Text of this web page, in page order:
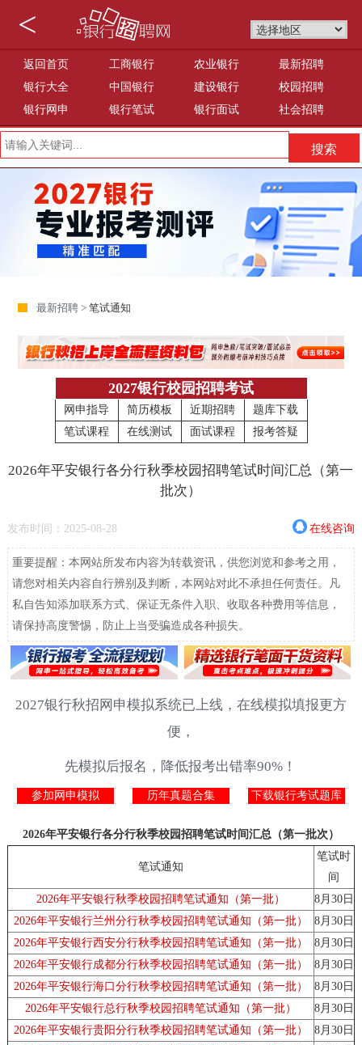
<
返回首页 工商银行 农业银行
最新招聘
银行大全
中国银行 建设银行
校园招聘
银行网申
银行笔试 银行面试 社会招聘
最新招聘 >笔试通知
2027银行校园招聘考试
网申指导 简历模板 近期招聘
题库下载
笔试课程
在线测试 面试课程 报考答疑
2026年平安银行各分行秋季校园招聘笔试时间汇总（第一
批次）
发布时间：2025-08-28 在线咨询
重要提醒：本网站所发布内容为转载资讯，供您浏览和参考之用，
请您对相关内容自行辨别及判断，本网站对此不承担任何责任。凡
私自告知添加联系方式、保证无条件入职、收取各种费用等信息，
请保持高度警惕，防止上当受骗造成各种损失。
2027银行秋招网申模拟系统已上线，在线模拟填报更方
便，
先模拟后报名，降低报考出错率90%！
参加网申模拟 历年真题合集 下载银行考试题库
2026年平安银行各分行秋季校园招聘笔试时间汇总（第一批次）
笔试通知
笔试时
间
2026年平安银行秋季校园招聘笔试通知（第一批）
8月30日
2026年平安银行兰州分行秋季校园招聘笔试通知（第一批）
8月30日
2026年平安银行西安分行秋季校园招聘笔试通知（第一批）
8月30日
2026年平安银行成都分行秋季校园招聘笔试通知（第一批）
8月30日
2026年平安银行海口分行秋季校园招聘笔试通知（第一批）
8月30日
2026年平安银行总行秋季校园招聘笔试通知（第一批）
8月30日
2026年平安银行贵阳分行秋季校园招聘笔试通知（第一批）
8月30日